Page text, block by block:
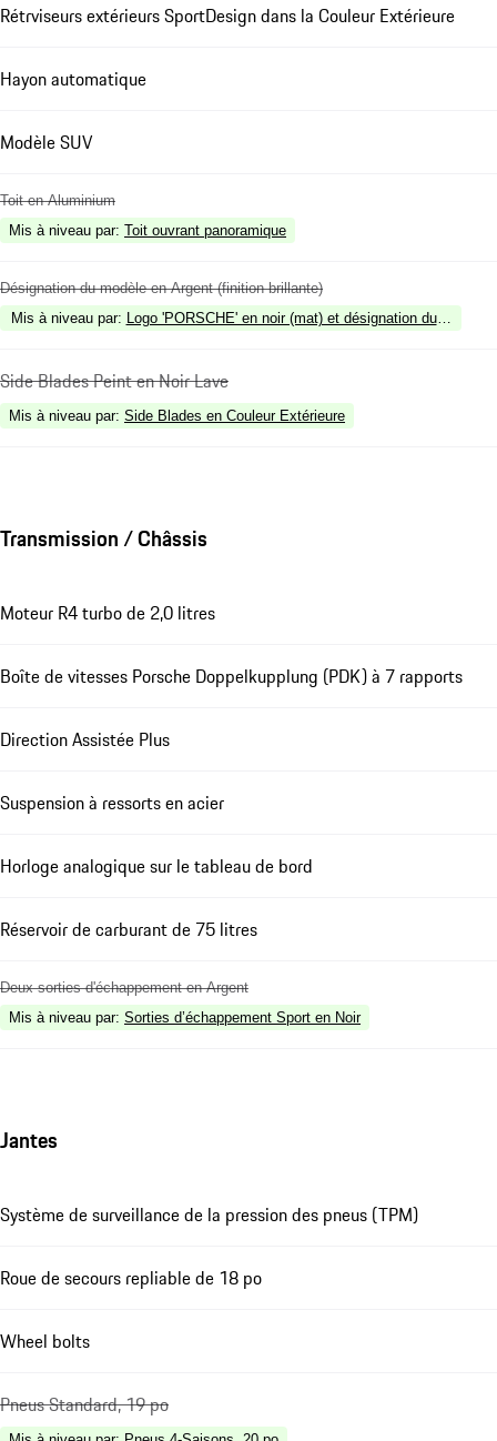
Rétrviseurs extérieurs SportDesign dans la Couleur Extérieure
Hayon automatique
Modèle SUV
Toit en Aluminium
Mis à niveau par: Toit ouvrant panoramique
Désignation du modèle en Argent (finition brillante)
Mis à niveau par: Logo 'PORSCHE' en noir (mat) et désignation du modèle
Side Blades Peint en Noir Lave
Mis à niveau par: Side Blades en Couleur Extérieure
Transmission / Châssis
Moteur R4 turbo de 2,0 litres
Boîte de vitesses Porsche Doppelkupplung (PDK) à 7 rapports
Direction Assistée Plus
Suspension à ressorts en acier
Horloge analogique sur le tableau de bord
Réservoir de carburant de 75 litres
Deux sorties d'échappement en Argent
Mis à niveau par: Sorties d’échappement Sport en Noir
Jantes
Système de surveillance de la pression des pneus (TPM)
Roue de secours repliable de 18 po
Wheel bolts
Pneus Standard, 19 po